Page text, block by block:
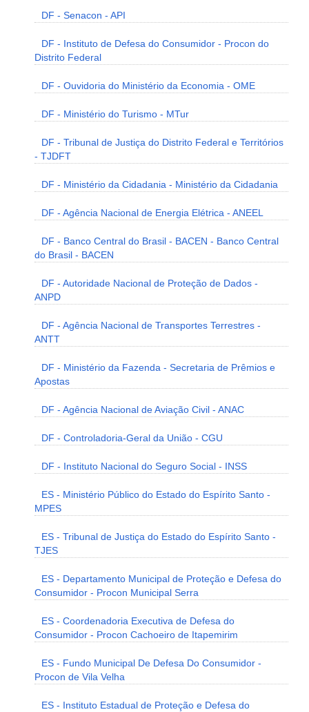
DF - Senacon - API
DF - Instituto de Defesa do Consumidor - Procon do
Distrito Federal
DF - Ouvidoria do Ministério da Economia - OME
DF - Ministério do Turismo - MTur
DF - Tribunal de Justiça do Distrito Federal e Territórios
- TJDFT
DF - Ministério da Cidadania - Ministério da Cidadania
DF - Agência Nacional de Energia Elétrica - ANEEL
DF - Banco Central do Brasil - BACEN - Banco Central
do Brasil - BACEN
DF - Autoridade Nacional de Proteção de Dados -
ANPD
DF - Agência Nacional de Transportes Terrestres -
ANTT
DF - Ministério da Fazenda - Secretaria de Prêmios e
Apostas
DF - Agência Nacional de Aviação Civil - ANAC
DF - Controladoria-Geral da União - CGU
DF - Instituto Nacional do Seguro Social - INSS
ES - Ministério Público do Estado do Espírito Santo -
MPES
ES - Tribunal de Justiça do Estado do Espírito Santo -
TJES
ES - Departamento Municipal de Proteção e Defesa do
Consumidor - Procon Municipal Serra
ES - Coordenadoria Executiva de Defesa do
Consumidor - Procon Cachoeiro de Itapemirim
ES - Fundo Municipal De Defesa Do Consumidor -
Procon de Vila Velha
ES - Instituto Estadual de Proteção e Defesa do